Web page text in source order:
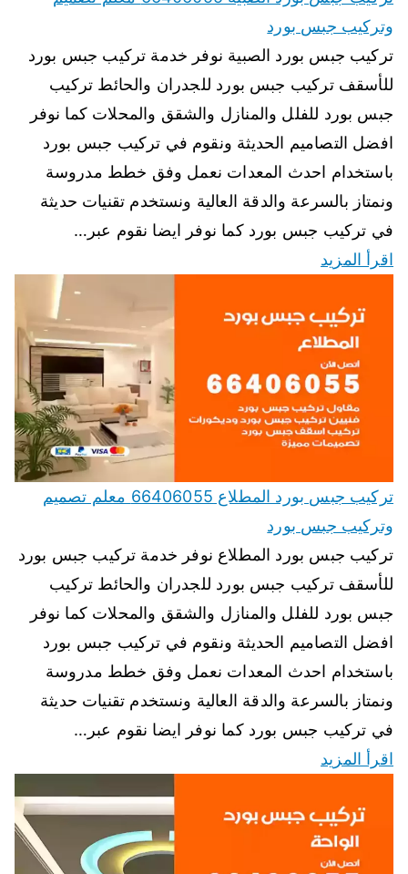
وتركيب جبس بورد
تركيب جبس بورد الصبية نوفر خدمة تركيب جبس بورد
للأسقف تركيب جبس بورد للجدران والحائط تركيب
جبس بورد للفلل والمنازل والشقق والمحلات كما نوفر
افضل التصاميم الحديثة ونقوم في تركيب جبس بورد
باستخدام احدث المعدات نعمل وفق خطط مدروسة
ونمتاز بالسرعة والدقة العالية ونستخدم تقنيات حديثة
في تركيب جبس بورد كما نوفر ايضا نقوم عبر…
اقرأ المزيد
تركيب جبس بورد المطلاع 66406055 معلم تصميم
وتركيب جبس بورد
تركيب جبس بورد المطلاع نوفر خدمة تركيب جبس بورد
للأسقف تركيب جبس بورد للجدران والحائط تركيب
جبس بورد للفلل والمنازل والشقق والمحلات كما نوفر
افضل التصاميم الحديثة ونقوم في تركيب جبس بورد
باستخدام احدث المعدات نعمل وفق خطط مدروسة
ونمتاز بالسرعة والدقة العالية ونستخدم تقنيات حديثة
في تركيب جبس بورد كما نوفر ايضا نقوم عبر…
اقرأ المزيد